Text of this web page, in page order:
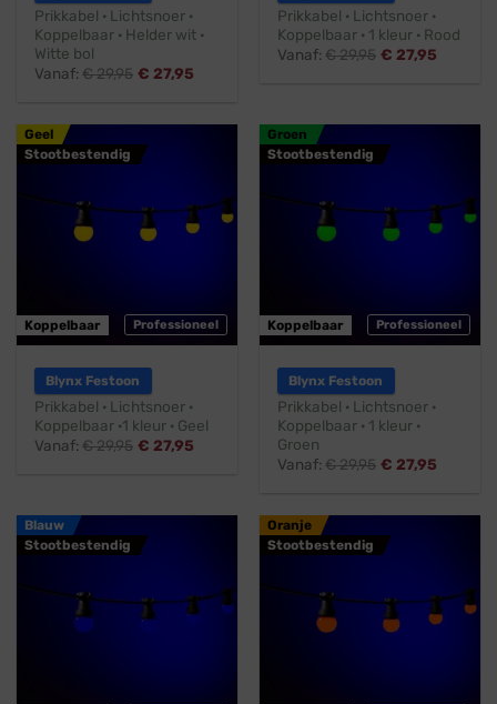
Prikkabel · Lichtsnoer ·
Koppelbaar · Helder wit ·
Witte bol
Vanaf:€29,95 € 27,95
Prikkabel · Lichtsnoer ·
Koppelbaar · 1 kleur · Rood
Vanaf:€29,95 € 27,95
Geel
Stootbestendig
Professioneel
Koppelbaar
Blynx Festoon
Prikkabel · Lichtsnoer ·
Koppelbaar ·1 kleur · Geel
Vanaf:€29,95 € 27,95
Groen
Stootbestendig
Professioneel
Koppelbaar
Blynx Festoon
Prikkabel · Lichtsnoer ·
Koppelbaar · 1 kleur ·
Groen
Vanaf:€29,95 € 27,95
Blauw
Stootbestendig
Oranje
Stootbestendig